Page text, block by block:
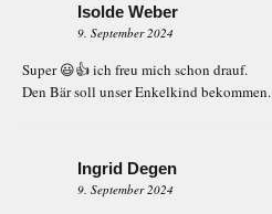
Isolde Weber
9. September 2024
Super 😃👍 ich freu mich schon drauf.
Den Bär soll unser Enkelkind bekommen.
Ingrid Degen
9. September 2024